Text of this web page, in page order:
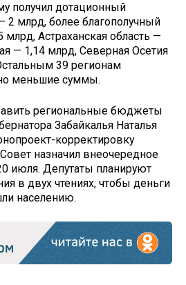
получил дотационный
2 млрд, более благополучный
Астраханская область —
— 1,14 млрд, Северная Осетия
39 регионам
меньшие суммы.
региональные бюджеты
Забайкалья Наталья
корректировку
назначил внеочередное
июля. Депутаты планируют
в двух чтениях, чтобы деньги
населению.